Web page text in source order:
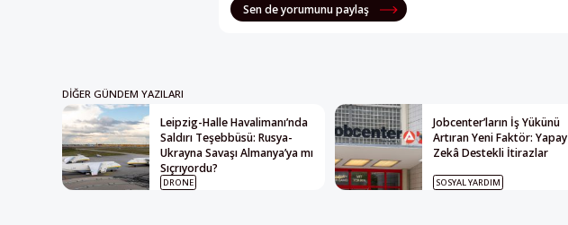
Sen de yorumunu paylaş
DIĞER GÜNDEM YAZILARI
Leipzig-Halle Havalimanı’nda
Saldırı Teşebbüsü: Rusya-
Ukrayna Savaşı Almanya’ya mı
Sıçrıyordu?
DRONE
Jobcenter’ların İş Yükünü
Artıran Yeni Faktör: Yapay
Zekâ Destekli İtirazlar
SOSYAL YARDIM